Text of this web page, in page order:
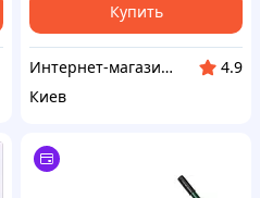
Купить
Интернет-магазин "SmartShop"
4.9
Киев